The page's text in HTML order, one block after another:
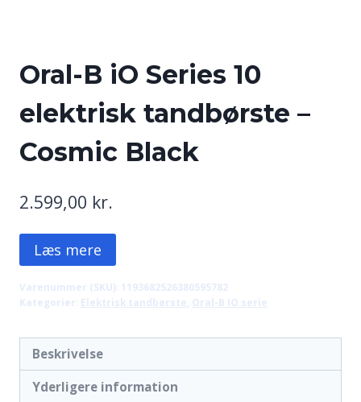
Oral-B iO Series 10
elektrisk tandbørste –
Cosmic Black
2.599,00 kr.
Læs mere
Varenummer (SKU): 1193682526380595782
Kategorier: Elektrisk tandbørste Oral-B IO serie
Beskrivelse
Yderligere information